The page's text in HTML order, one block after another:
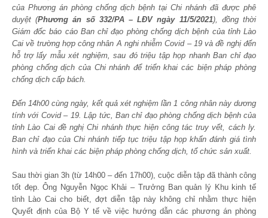
của Phương án phòng chống dịch bệnh tại Chi nhánh đã được phê
duyệt (Phương án số 332/PA – LĐV ngày 11/5/2021), đồng thời
Giám đốc báo cáo Ban chỉ đạo phòng chống dịch bệnh của tỉnh Lào
Cai về trường hợp công nhân A nghi nhiễm Covid – 19 và đề nghị đến
hỗ trợ lấy mẫu xét nghiệm, sau đó triệu tập họp nhanh Ban chỉ đạo
phòng chống dịch của Chi nhánh để triển khai các biện pháp phòng
chống dịch cấp bách.
Đến 14h00 cùng ngày, kết quả xét nghiệm lần 1 công nhân này dương
tính với Covid – 19. Lập tức, Ban chỉ đạo phòng chống dịch bệnh của
tỉnh Lào Cai đề nghị Chi nhánh thực hiện công tác truy vết, cách ly.
Ban chỉ đạo của Chi nhánh tiếp tục triệu tập họp khẩnđánh giá tình
hình và triển khai các biện pháp phòng chống dịch, tổ chức sản xuất.
Sau thời gian 3h (từ 14h00 – đến 17h00), cuộc diễn tập đã thành công
tốt đẹp. Ông Nguyễn Ngọc Khải – Trưởng Ban quản lý Khu kinh tế
tỉnh Lào Cai cho biết, đợt diễn tập này không chỉ nhằm thực hiện
Quyết định của Bộ Y tế về việc hướng dẫn các phương án phòng